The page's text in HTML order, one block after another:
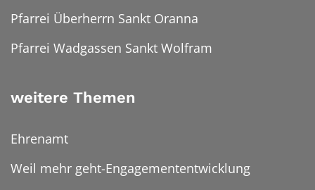
Pfarrei Überherrn Sankt Oranna
Pfarrei Wadgassen Sankt Wolfram
weitere Themen
Ehrenamt
Weil mehr geht-Engagemententwicklung